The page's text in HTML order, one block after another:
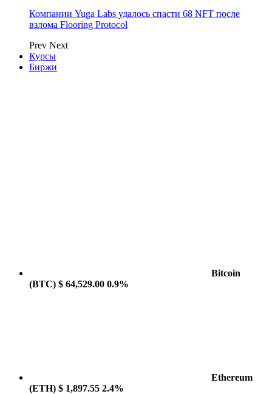
Компании Yuga Labs удалось спасти 68 NFT после
взлома Flooring Protocol
Prev Next
Курсы
Биржи
Bitcoin
(BTC) $ 64,529.00 0.9%
Ethereum
(ETH) $ 1,897.55 2.4%